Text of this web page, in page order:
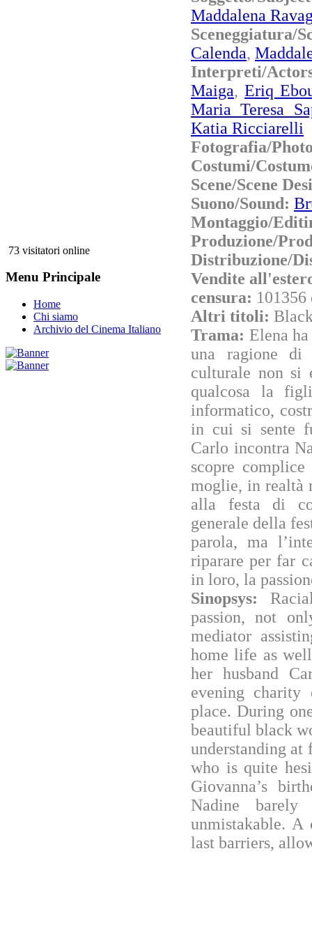
73 visitatori online
Menu Principale
Home
Chi siamo
Archivio del Cinema Italiano
Maddalena
Calenda,
Interpreti/
Maiga, Eriq
Maria Teresa
Katia Ricciarelli
Fotografia/
Costumi/
Scene/Scene
Suono/Sound:
Montaggio/
Produzione/
Distribuzione/
Vendite
censura:
Altri titoli:
Trama: Elena
una ragione di
culturale non si
qualcosa la
informatico,
in cui si sente
Carlo incontra
scopre
moglie, in realtà
alla festa di
generale della
parola, ma
riparare per far
in loro, la
Sinopsys:
passion, not
mediator
home life as
her husband
evening
place. During
beautiful black
understanding
who is quite
Giovanna’s
Nadine
unmistakable. A
last barriers,